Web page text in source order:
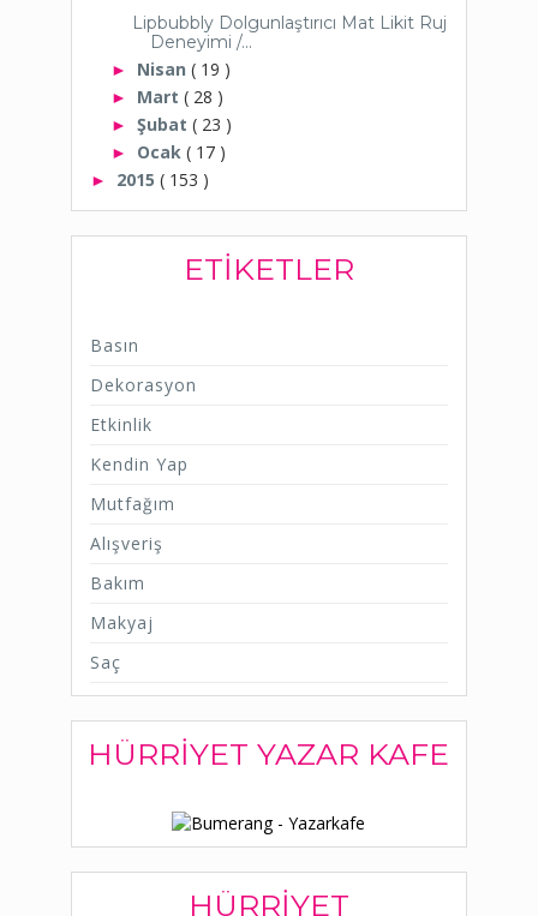
Lipbubbly Dolgunlaştırıcı Mat Likit Ruj
Deneyimi /...
► Nisan ( 19 )
► Mart ( 28 )
► Şubat ( 23 )
► Ocak ( 17 )
► 2015 ( 153 )
ETIKETLER
Basın
Dekorasyon
Etkinlik
Kendin Yap
Mutfağım
Alışveriş
Bakım
Makyaj
Saç
HÜRRIYET YAZAR KAFE
HÜRRIYET